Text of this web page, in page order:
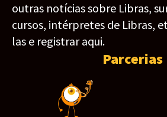
outras notícias sobre Libras,
cursos, intérpretes de Libras,
las e registrar aqui.
Parcerias